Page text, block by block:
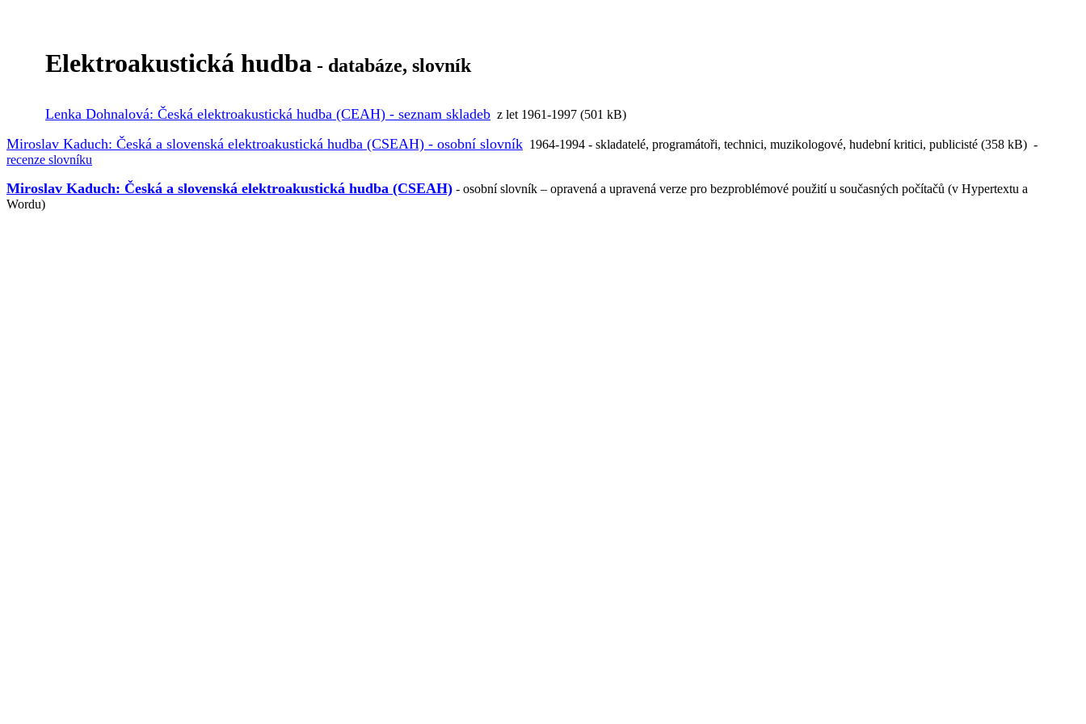
Elektroakustická hudba - databáze, slovník
Lenka Dohnalová: Česká elektroakustická hudba (CEAH) - seznam skladeb z let 1961-1997 (501 kB)
Miroslav Kaduch: Česká a slovenská elektroakustická hudba (CSEAH) - osobní slovník 1964-1994 - skladatelé, programátoři, technici, muzikologové, hudební kritici, publicisté (358 kB) -
recenze slovníku
Miroslav Kaduch: Česká a slovenská elektroakustická hudba (CSEAH) - osobní slovník – opravená a upravená verze pro bezproblémové použití u současných počítačů (v Hypertextu a
Wordu)